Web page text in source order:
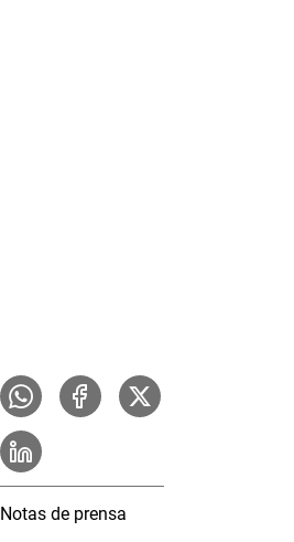
Notas de prensa